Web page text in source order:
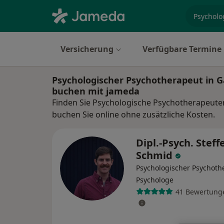
Versicherung Verfügbare Termine
Psychologischer Psychotherapeut in
buchen mit jameda
Finden Sie Psychologische
buchen Sie online ohne zusätzliche Kosten.
Dipl.-Psych.
Schmid
Psychologischer
Psychologe
41